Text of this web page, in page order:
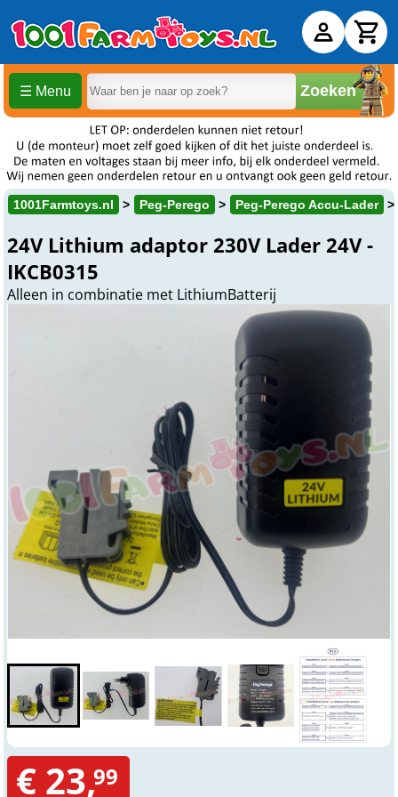
☰ Menu Zoeken
1001Farmtoys.nl Peg-Perego Peg-Perego Accu-Lader
24V Lithium adaptor 230V Lader 24V -
IKCB0315
Alleen in combinatie met LithiumBatterij
€ 23,99